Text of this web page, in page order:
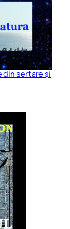
din sertare și